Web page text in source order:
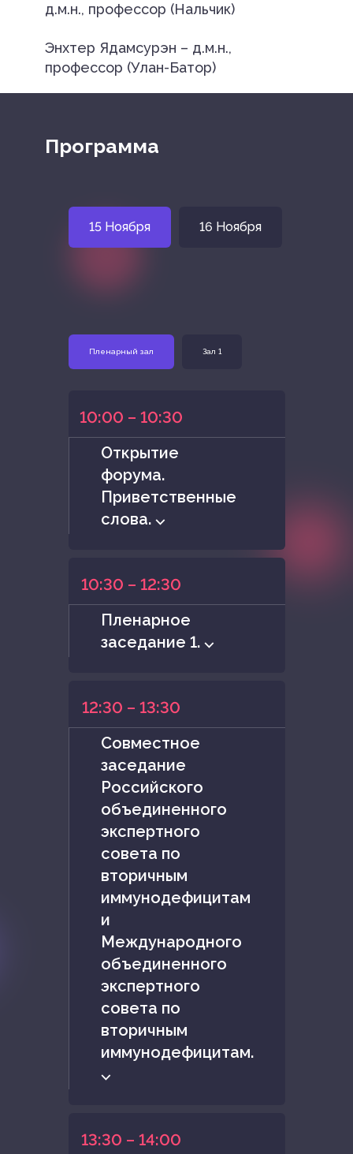
д.м.н., профессор (Нальчик)
Энхтер Ядамсурэн – д.м.н.,
профессор (Улан-Батор)
Программа
15 Ноября 16 Ноября
Пленарный зал Зал 1
10:00 – 10:30
Открытие
форума.
Приветственные
слова. ⌵
10:30 – 12:30
Пленарное
заседание 1. ⌵
12:30 – 13:30
Совместное
заседание
Российского
объединенного
экспертного
совета по
вторичным
иммунодефицитам
и
Международного
объединенного
экспертного
совета по
вторичным
иммунодефицитам.
⌵
13:30 – 14:00